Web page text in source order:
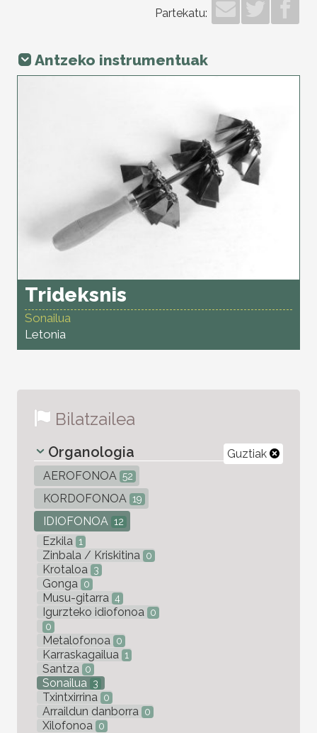
Partekatu:
Antzeko instrumentuak
Trideksnis
Sonailua
Letonia
Bilatzailea
Guztiak
Organologia
AEROFONOA 52
KORDOFONOA 19
IDIOFONOA 12
Ezkila 1
Zinbala / Kriskitina 0
Krotaloa 3
Gonga 0
Musu-gitarra 4
Igurzteko idiofonoa
0
0
Metalofonoa 0
Karraskagailua 1
Santza 0
Sonailua 3
Txintxirrina 0
Arraildun danborra 0
Xilofonoa 0